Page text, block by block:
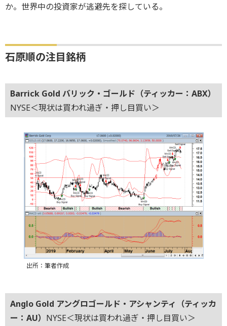
か。世界中の投資家が逃避先を探している。
石原順の注目銘柄
Barrick Gold バリック・ゴールド（ティッカー：ABX）
NYSE＜現状は買われ過ぎ・押し目買い＞
出所：筆者作成
Anglo Gold アングロゴールド・アシャンティ（ティッカ
ー：AU） NYSE＜現状は買われ過ぎ・押し目買い＞